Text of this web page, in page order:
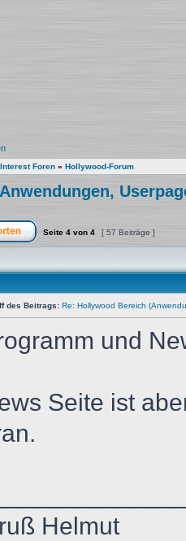
Foren » Hollywood-Forum
erstellenAuf das Thema antworten
Seite 4 von 4 [ 57 Beiträge ]
des Beitrags: Re: Hollywood Bereich
und
Seite ist
Helmut